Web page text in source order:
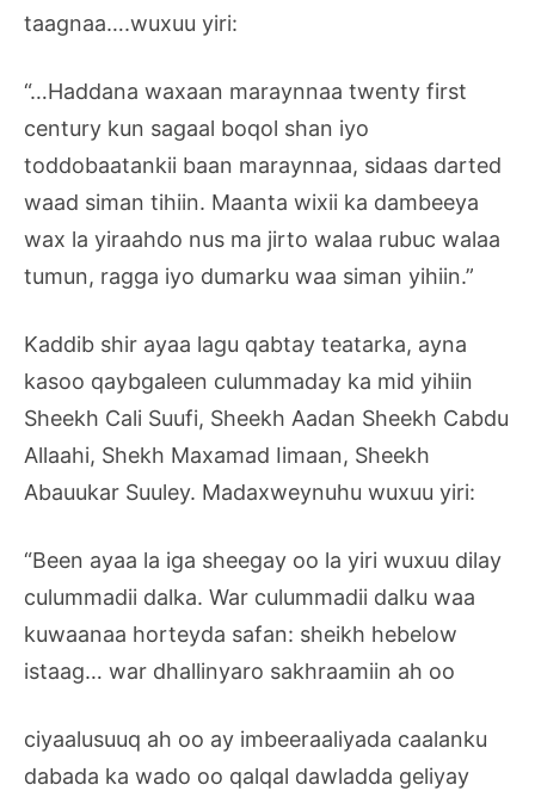
taagnaa….wuxuu yiri:
“…Haddana waxaan maraynnaa twenty first
century kun sagaal boqol shan iyo
toddobaatankii baan maraynnaa, sidaas darted
waad siman tihiin. Maanta wixii ka dambeeya
wax la yiraahdo nus ma jirto walaa rubuc walaa
tumun, ragga iyo dumarku waa siman yihiin.”
Kaddib shir ayaa lagu qabtay teatarka, ayna
kasoo qaybgaleen culummaday ka mid yihiin
Sheekh Cali Suufi, Sheekh Aadan Sheekh Cabdu
Allaahi, Shekh Maxamad Iimaan, Sheekh
Abauukar Suuley. Madaxweynuhu wuxuu yiri:
“Been ayaa la iga sheegay oo la yiri wuxuu dilay
culummadii dalka. War culummadii dalku waa
kuwaanaa horteyda safan: sheikh hebelow
istaag… war dhallinyaro sakhraamiin ah oo
ciyaalusuuq ah oo ay imbeeraaliyada caalanku
dabada ka wado oo qalqal dawladda geliyay